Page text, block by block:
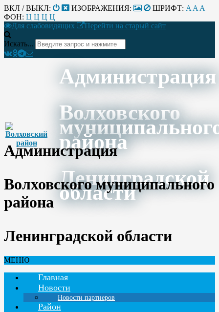
ВКЛ / ВЫКЛ: ИЗОБРАЖЕНИЯ: ШРИФТ: A A A
ФОН: Ц Ц Ц Ц
Для слабовидящих
Перейти на старый сайт
Искать...
Администрация
Волховского
района
Ленинградской
области
Администрация
Волховского муниципального
района
Ленинградской области
МЕНЮ
Главная
Новости
Новости партнеров
Район